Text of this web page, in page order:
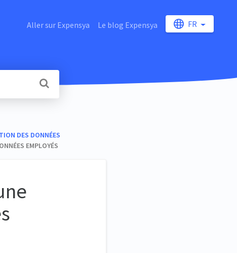
Aller sur Expensya Le blog Expensya FR
DES DONNÉES
EMPLOYÉS